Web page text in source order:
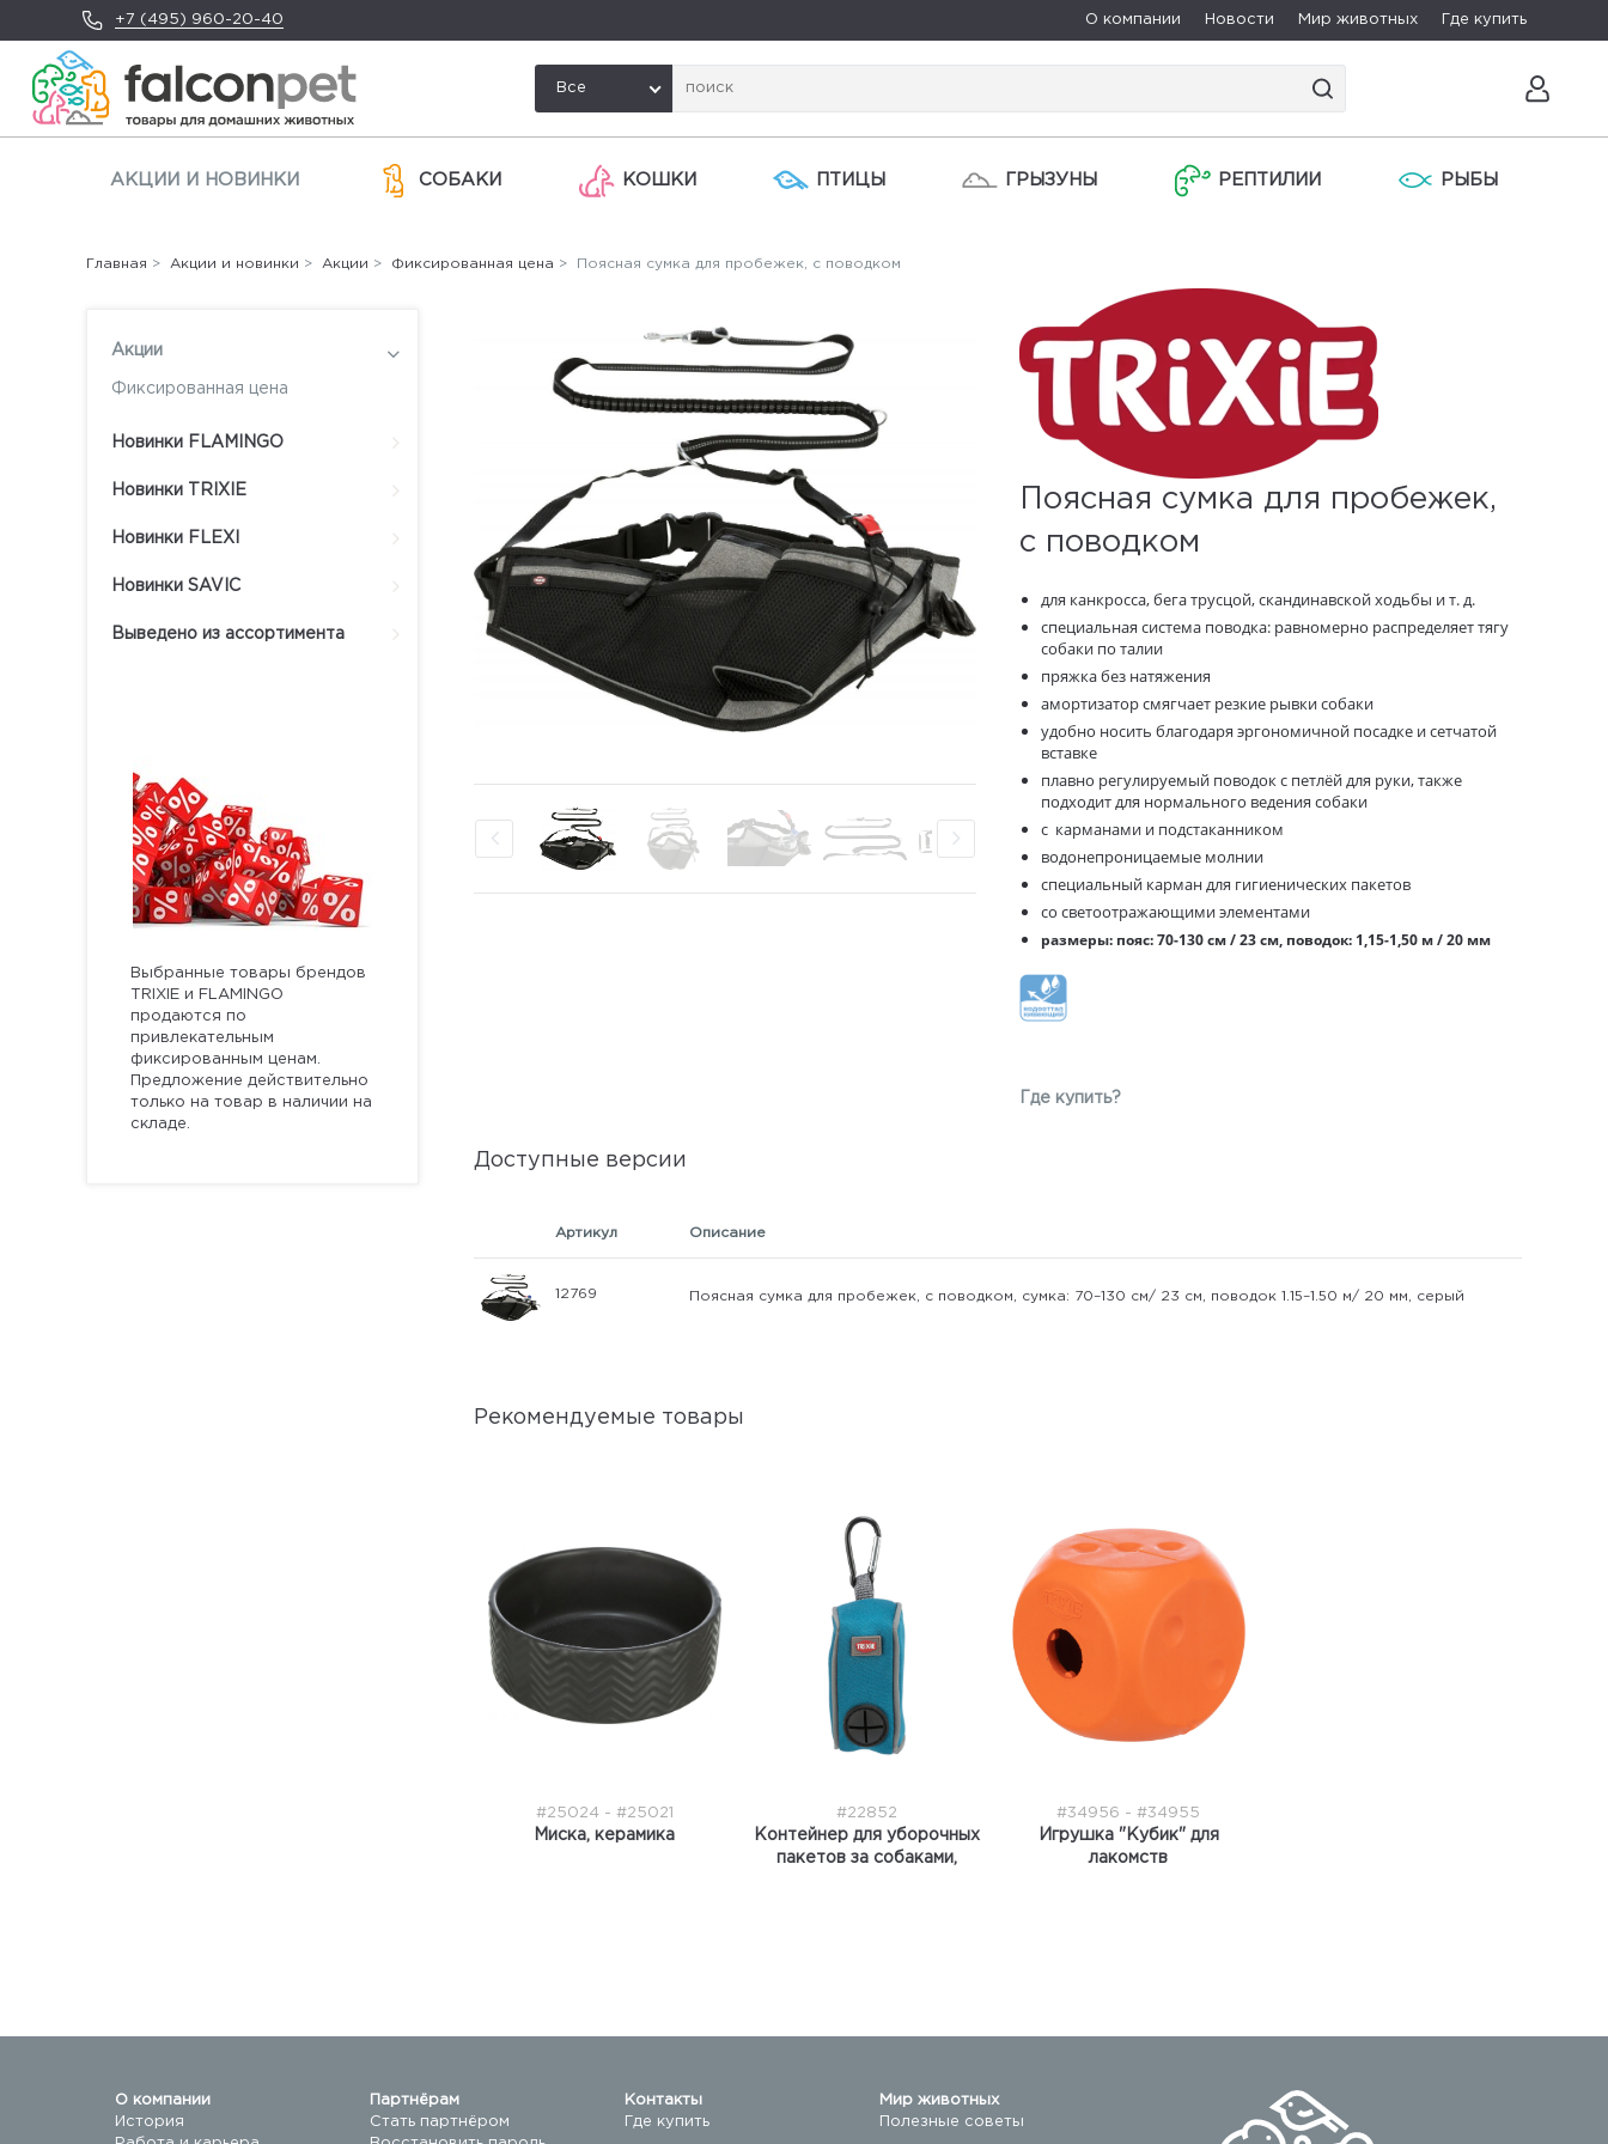
+7 (495) 960-20-40 О компании Новости Мир животных Где купить
Все
АКЦИИ И НОВИНКИ СОБАКИ КОШКИ ПТИЦЫ ГРЫЗУНЫ РЕПТИЛИИ РЫБЫ
Акции
Фиксированная цена
Новинки FLAMINGO
Новинки TRIXIE
Новинки FLEXI
Новинки SAVIC
Выведено из ассортимента
Выбранные товары брендов
TRIXIE и FLAMINGO
продаются по
привлекательным
фиксированным ценам.
Предложение действительно
только на товар в наличии на
складе.
Главная > Акции и новинки > Акции > Фиксированная цена > Поясная сумка для пробежек, с поводком
Поясная сумка для пробежек,
с поводком
для канкросса, бега трусцой, скандинавской ходьбы и т. д.
специальная система поводка: равномерно распределяет тягу
собаки по талии
пряжка без натяжения
амортизатор смягчает резкие рывки собаки
удобно носить благодаря эргономичной посадке и сетчатой ​​
вставке
плавно регулируемый поводок с петлёй для руки, также
подходит для нормального ведения собаки
с карманами и подстаканником
водонепроницаемые молнии
специальный карман для гигиенических пакетов
со светоотражающими элементами
размеры: пояс: 70-130 см / 23 см, поводок: 1,15-1,50 м / 20 мм
Где купить?
Доступные версии
Артикул Описание
12769 Поясная сумка для пробежек, с поводком, сумка: 70–130 см/ 23 см, поводок 1.15–1.50 м/ 20 мм, серый
Рекомендуемые товары
#25024 - #25021
Миска, керамика
#22852
Контейнер для уборочных
пакетов за собаками,
#34956 - #34955
Игрушка "Кубик" для
лакомств
О компании
История
Партнёрам
Стать партнёром
Контакты
Где купить
Мир животных
Полезные советы